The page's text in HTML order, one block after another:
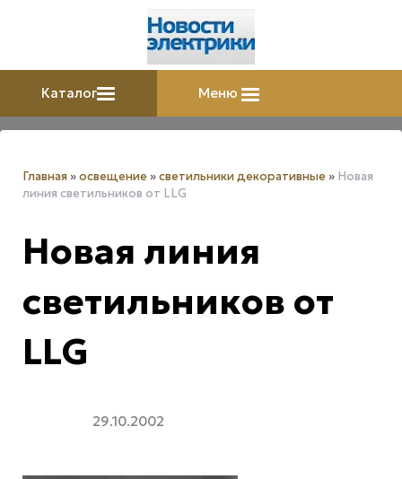
Каталог Меню
Главная »освещение »светильники декоративные » Новая
линия светильников от LLG
Новая линия
светильников от
LLG
29.10.2002